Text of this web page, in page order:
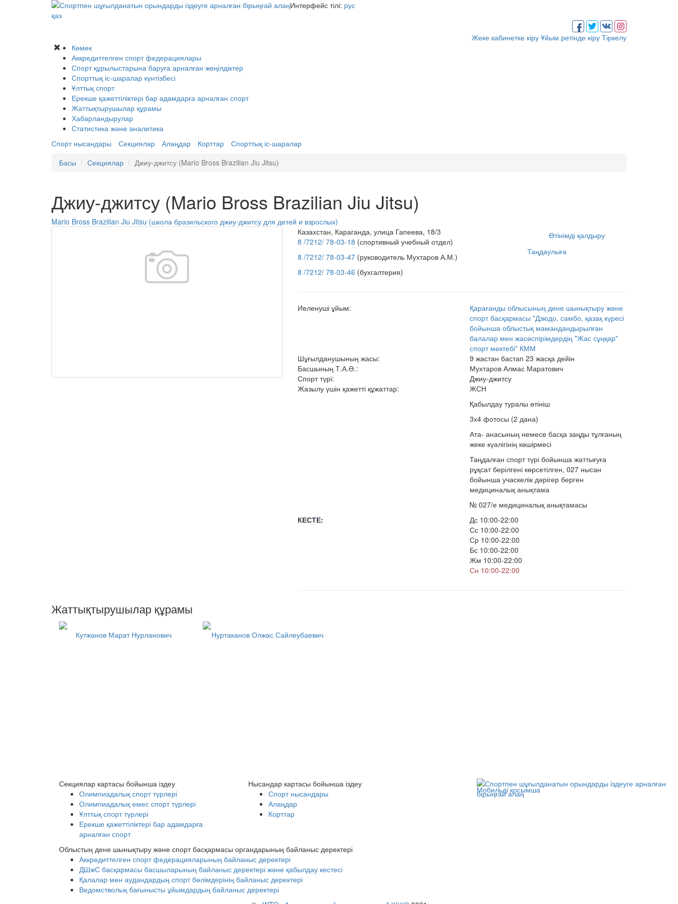
Интерфейс тілі: рус
қаз
Жеке кабинетке кіру Ұйым ретінде кіру Тіркелу
Көмек
Аккредиттелген спорт федерациялары
Спорт құрылыстарына баруға арналған жеңілдіктер
Спорттық іс-шаралар күнтізбесі
Ұлттық спорт
Ерекше қажеттіліктері бар адамдарға арналған спорт
Жаттықтырушылар құрамы
Хабарландырулар
Статистика және аналитика
Спорт нысандары
Секциялар Алаңдар Корттар
Спорттық іс-шаралар
Басы
Секциялар Джиу-джитсу (Mario Bross Brazilian Jiu Jitsu)
Джиу-джитсу (Mario Bross Brazilian Jiu Jitsu)
Mario Bross Brazilian Jiu Jitsu (школа бразильского джиу-джитсу для детей и взрослых)
Өтінімді қалдыру
Таңдаулыға
Казахстан, Караганда, улица Гапеева, 18/3
8 /7212/ 78-03-18 (спортивный учебный отдел)
8 /7212/ 78-03-47(руководитель Мухтаров А.М.)
8 /7212/ 78-03-46 (бухгалтерия)
Иеленуші ұйым:
Қарағанды облысының дене шынықтыру және
спорт басқармасы "Дзюдо, самбо, қазақ күресі
бойынша облыстық мамандандырылған
балалар мен жасөспірімдердің "Жас сұңқар"
спорт мектебі" КММ
Шұғылданушының жасы:
9 жастан бастап 23 жасқа дейін
Басшының Т.А.Ә.:
Мухтаров Алмас Маратович
Спорт түрі:
Джиу-джитсу
Жазылу үшін қажетті құжаттар:
ЖСН
Қабылдау туралы өтініш
3х4 фотосы (2 дана)
Ата- анасының немесе басқа заңды тұлғаның
жеке күәлігінің көшірмесі
Таңдалған спорт түрі бойынша жаттығуға
рұқсат берілгені көрсетілген, 027 нысан
бойынша учаскелік дәрігер берген
медициналық анықтама
№ 027/е медициналық анықтамасы
КЕСТЕ:
Дс 10:00-22:00
Сс 10:00-22:00
Ср 10:00-22:00
Бс 10:00-22:00
Жм 10:00-22:00
Сн 10:00-22:00
Жаттықтырушылар құрамы
Кутжанов Марат Нурланович Нуртаканов Олжас Сайлеубаевич
Секциялар картасы бойынша іздеу
Олимпиадалық спорт түрлері
Олимпиадалық емес спорт түрлері
Ұлттық спорт түрлері
Ерекше қажеттіліктері бар адамдарға
арналған спорт
Нысандар картасы бойынша іздеу
Спорт нысандары
Алаңдар
Корттар
Облыстың дене шынықтыру және спорт басқармасы органдарының байланыс деректері
Аккредиттелген спорт федерацияларының байланыс деректері
ДШжС басқармасы басшыларының байланыс деректері және қабылдау кестесі
Қалалар мен аудандардың спорт бөлімдерінің байланыс деректері
Ведомстволық бағынысты ұйымдардың байланыс деректері
Мобильді қосымша